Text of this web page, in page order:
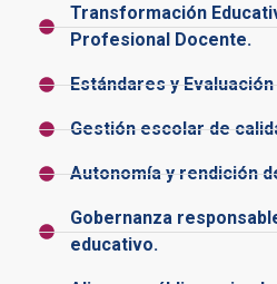
Transformación
Profesional Docente.
Estándares y
Gestión escolar de
Autonomía y rendición
Gobernanza
educativo.